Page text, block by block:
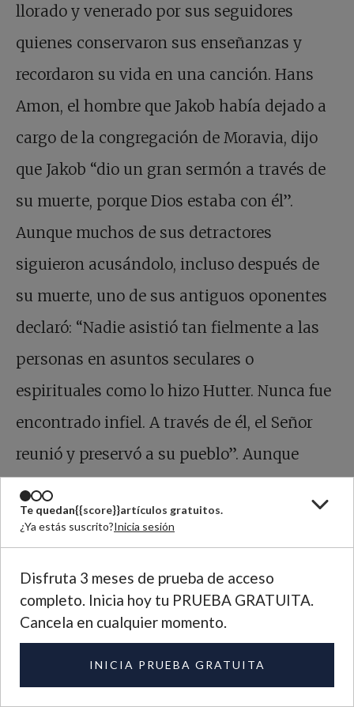
Te quedan{{score}}artículos gratuitos.
¿Ya estás suscrito?Inicia sesión
Disfruta 3 meses de prueba de acceso
completo. Inicia hoy tu PRUEBA GRATUITA.
Cancela en cualquier momento.
INICIA PRUEBA GRATUITA
llorado y venerado por sus seguidores
quienes conservaron sus enseñanzas y
recordaron su vida en una canción. Hans
Amon, el hombre que Jakob había dejado a
cargo de la congregación de Moravia, dijo
que Jakob “dio un gran sermón a través de
su muerte, porque Dios estaba con él”.
Aunque muchos de sus detractores
siguieron acusándolo, incluso después de
su muerte, uno de sus antiguos oponentes
declaró: “Nadie asistió tan fielmente a las
personas en asuntos seculares o
espirituales como lo hizo Hutter. Nunca fue
encontrado infiel. A través de él, el Señor
reunió y preservó a su pueblo”. Aunque
cortos años, las comunidades huteritas que
todavía llevan su nombre hoy mantienen
vivo el testimonio de este audaz fabricante
de sombreros de Tirol.
Siendo testigos: Relatos de martirio y discipulado radical